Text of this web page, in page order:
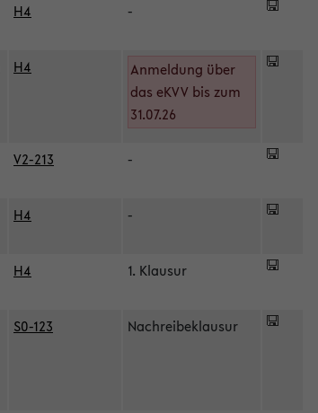
H4 -
H4
Anmeldung über
das eKVV bis zum
31.07.26
V2-213 -
H4 -
H4 1. Klausur
S0-123 Nachreibeklausur